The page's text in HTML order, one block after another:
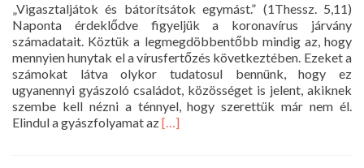
„Vigasztaljátok és bátorítsátok egymást.” (1Thessz. 5,11)
Naponta érdeklődve figyeljük a koronavírus járvány
számadatait. Köztük a legmegdöbbentőbb mindig az, hogy
mennyien hunytak el a vírusfertőzés következtében. Ezeket a
számokat látva olykor tudatosul bennünk, hogy ez
ugyanennyi gyászoló családot, közösséget is jelent, akiknek
szembe kell nézni a ténnyel, hogy szerettük már nem él.
Elindul a gyászfolyamat azRead
[…]